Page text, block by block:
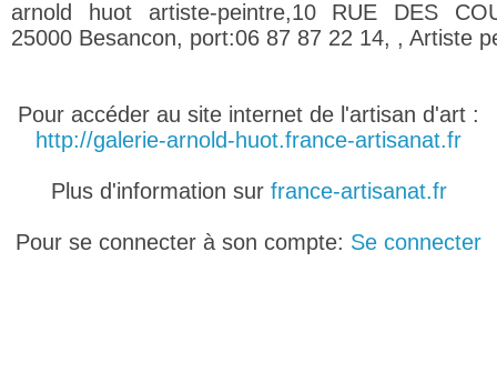
arnold huot artiste-peintre,10 RUE DES
25000 Besancon, port:06 87 87 22 14, , Artiste
Pour accéder au site internet de l'artisan d'art :
http://galerie-arnold-huot.france-artisanat.fr
Plus d'information sur france-artisanat.fr
Pour se connecter à son compte: Se connecter